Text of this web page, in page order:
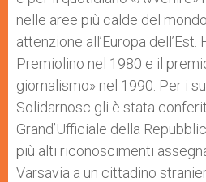
nelle aree più calde del
attenzione all’Europa dell’Est.
Premiolino nel 1980 e il
giornalismo» nel 1990. Per i
Solidarnosc gli è stata
Grand’Ufficiale della
più alti riconoscimenti
Varsavia a un cittadino